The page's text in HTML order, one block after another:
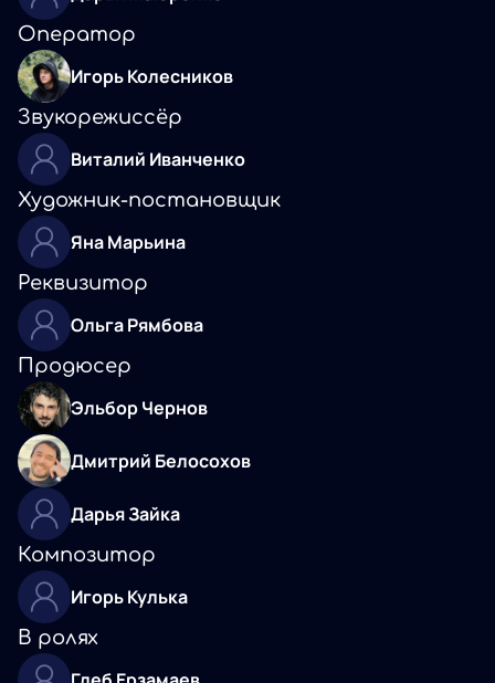
Оператор
Игорь Колесников
Звукорежиссёр
Виталий Иванченко
Художник-постановщик
Яна Марьина
Реквизитор
Ольга Рямбова
Продюсер
Эльбор Чернов
Дмитрий Белосохов
Дарья Зайка
Композитор
Игорь Кулька
В ролях